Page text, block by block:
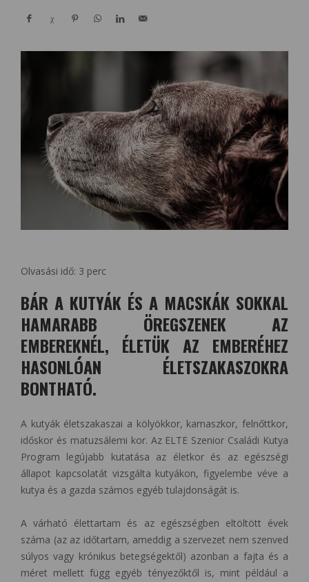
Olvasási idő: 3 perc
BÁR A KUTYÁK ÉS A MACSKÁK SOKKAL
HAMARABB ÖREGSZENEK AZ
EMBEREKNÉL, ÉLETÜK AZ EMBERÉHEZ
HASONLÓAN ÉLETSZAKASZOKRA
BONTHATÓ.
A kutyák életszakaszai a kölyökkor, kamaszkor, felnőttkor,
időskor és matuzsálemi kor. Az ELTE Szenior Családi Kutya
Program legújabb kutatása az életkor és az egészségi
állapot kapcsolatát vizsgálta kutyákon, figyelembe véve a
kutya és a gazda számos egyéb tulajdonságát is.
A várható élettartam és az egészségben eltöltött évek
száma (az az időtartam, ameddig a szervezet nem szenved
súlyos vagy krónikus betegségektől) azonban a fajta és a
méret mellett függ egyéb tényezőktől is, mint például a